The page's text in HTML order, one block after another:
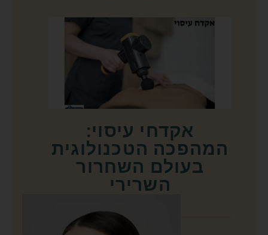
אקדחי עיסוי:
המהפכה הטכנולוגית
בעולם השחרור
השרירי